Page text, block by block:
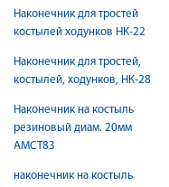
Наконечник для тростей
костылей ходунков НК-22
Наконечник для тростей,
костылей, ходунков, НК-28
Наконечник на костыль
резиновый диам. 20мм
AMCT83
наконечник на костыль